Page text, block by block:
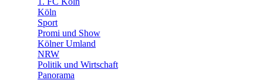
Köln
Sport
Promi und Show
Kölner Umland
NRW
Politik und Wirtschaft
Panorama